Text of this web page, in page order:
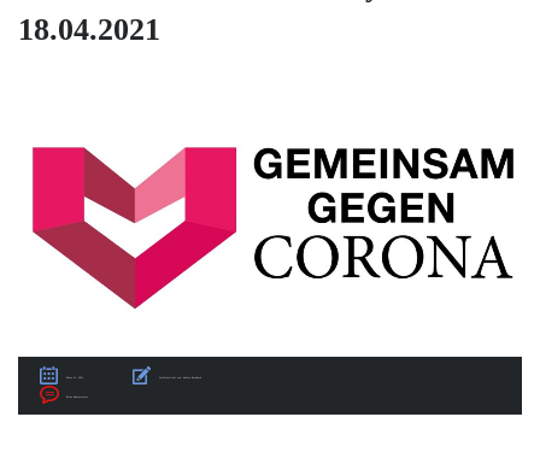
18.04.2021
Sabine Birnbach